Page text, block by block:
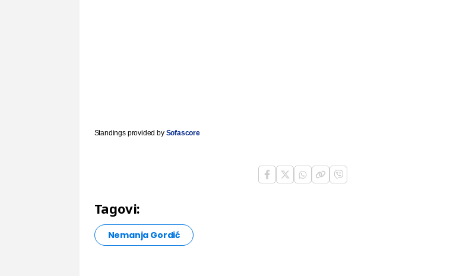
Standings provided by Sofascore
Tagovi:
Nemanja Gordić